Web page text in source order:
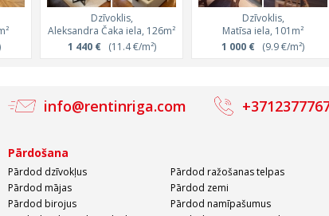
Dzīvoklis,
Aleksandra Čaka iela, 126m²
1 440 €(11.4 €/m²)
Dzīvoklis,
Matīsa iela, 101m²
1 000 € (9.9 €/m²)
info@rentinriga.com
Pārdošana
Pārdod dzīvokļus
Pārdod mājas
Pārdod birojus
Pārdod ražošanas telpas
Pārdod zemi
Pārdod namīpašumus